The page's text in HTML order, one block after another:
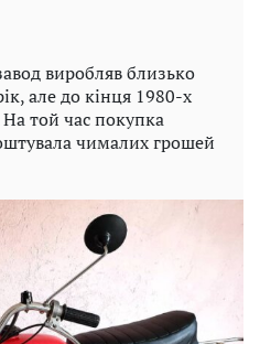
виробляв близько
але до кінця 1980-х
той час покупка
чималих грошей